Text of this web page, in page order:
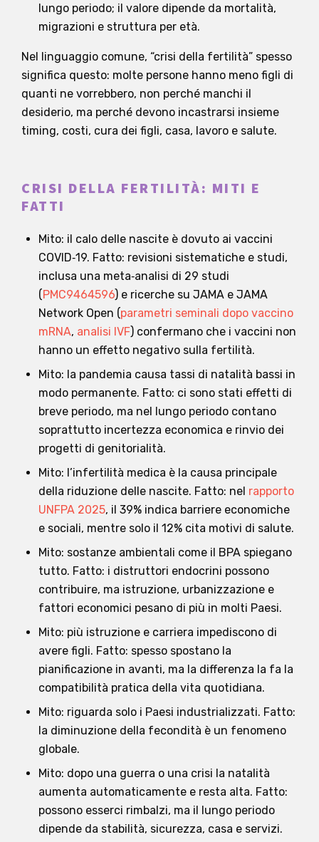
lungo periodo; il valore dipende da mortalità,
migrazioni e struttura per età.
Nel linguaggio comune, “crisi della fertilità” spesso
significa questo: molte persone hanno meno figli di
quanti ne vorrebbero, non perché manchi il
desiderio, ma perché devono incastrarsi insieme
timing, costi, cura dei figli, casa, lavoro e salute.
CRISI DELLA FERTILITÀ: MITI E
FATTI
Mito: il calo delle nascite è dovuto ai vaccini
COVID‑19. Fatto: revisioni sistematiche e studi,
inclusa una meta‑analisi di 29 studi
(PMC9464596) e ricerche su JAMA e JAMA
Network Open (parametri seminali dopo vaccino
mRNA, analisi IVF) confermano che i vaccini non
hanno un effetto negativo sulla fertilità.
Mito: la pandemia causa tassi di natalità bassi in
modo permanente. Fatto: ci sono stati effetti di
breve periodo, ma nel lungo periodo contano
soprattutto incertezza economica e rinvio dei
progetti di genitorialità.
Mito: l’infertilità medica è la causa principale
della riduzione delle nascite. Fatto: nel rapporto
UNFPA 2025, il 39% indica barriere economiche
e sociali, mentre solo il 12% cita motivi di salute.
Mito: sostanze ambientali come il BPA spiegano
tutto. Fatto: i distruttori endocrini possono
contribuire, ma istruzione, urbanizzazione e
fattori economici pesano di più in molti Paesi.
Mito: più istruzione e carriera impediscono di
avere figli. Fatto: spesso spostano la
pianificazione in avanti, ma la differenza la fa la
compatibilità pratica della vita quotidiana.
Mito: riguarda solo i Paesi industrializzati. Fatto:
la diminuzione della fecondità è un fenomeno
globale.
Mito: dopo una guerra o una crisi la natalità
aumenta automaticamente e resta alta. Fatto:
possono esserci rimbalzi, ma il lungo periodo
dipende da stabilità, sicurezza, casa e servizi.